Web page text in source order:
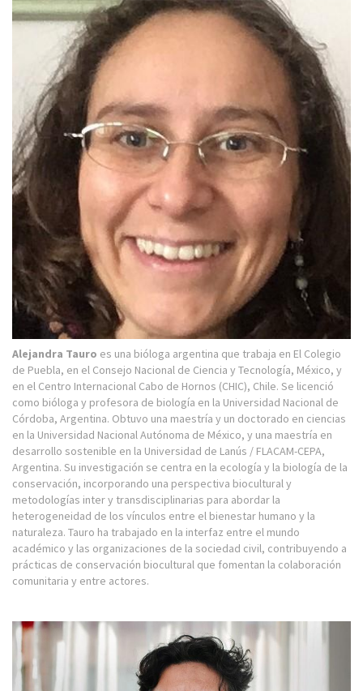
Alejandra Tauro es una bióloga argentina que trabaja en El Colegio
de Puebla, en el Consejo Nacional de Ciencia y Tecnología, México, y
en el Centro Internacional Cabo de Hornos (CHIC), Chile. Se licenció
como bióloga y profesora de biología en la Universidad Nacional de
Córdoba, Argentina. Obtuvo una maestría y un doctorado en ciencias
en la Universidad Nacional Autónoma de México, y una maestría en
desarrollo sostenible en la Universidad de Lanús / FLACAM-CEPA,
Argentina. Su investigación se centra en la ecología y la biología de la
conservación, incorporando una perspectiva biocultural y
metodologías inter y transdisciplinarias para abordar la
heterogeneidad de los vínculos entre el bienestar humano y la
naturaleza. Tauro ha trabajado en la interfaz entre el mundo
académico y las organizaciones de la sociedad civil, contribuyendo a
prácticas de conservación biocultural que fomentan la colaboración
comunitaria y entre actores.